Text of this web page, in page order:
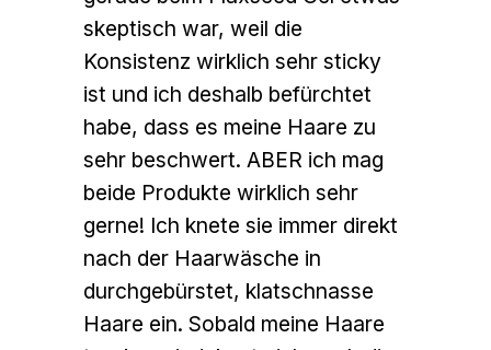
skeptisch war, weil die
Konsistenz wirklich sehr sticky
ist und ich deshalb befürchtet
habe, dass es meine Haare zu
sehr beschwert. ABER ich mag
beide Produkte wirklich sehr
gerne! Ich knete sie immer direkt
nach der Haarwäsche in
durchgebürstet, klatschnasse
Haare ein. Sobald meine Haare